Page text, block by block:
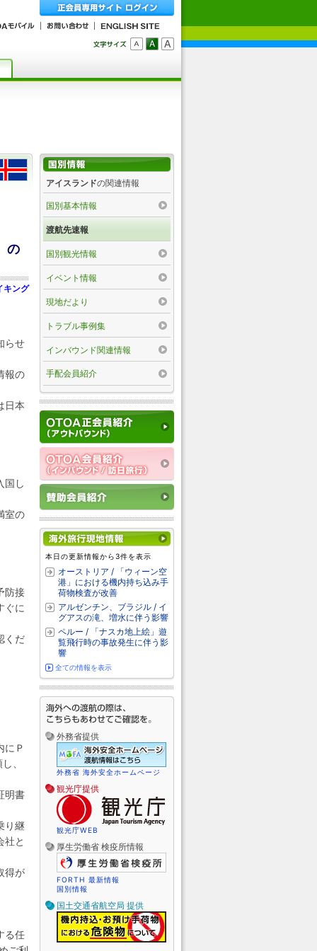
の
キング
らせ
報の
日本
国し
室の
防接
ぐに
くだ
にＰ
、
明書
り継
社と
得が
る任
アイスランドの関連情報
国別基本情報
渡航先速報
国別観光情報
イベント情報
現地だより
トラブル事例集
インバウンド関連情報
手配会員紹介
本日の更新情報から3件を表示
オーストリア / 「ウィーン空
港」における機内持ち込み手
荷物検査が改善
アルゼンチン、ブラジル / イ
グアスの滝、増水に伴う影響
ペルー / 「ナスカ地上絵」遊
覧飛行時の事故発生に伴う影
響
全ての情報を表示
外務省提供
外務省 海外安全ホームページ
観光庁提供
観光庁WEB
厚生労働省 検疫所情報
FORTH 最新情報
国別情報
国土交通省航空局 提供